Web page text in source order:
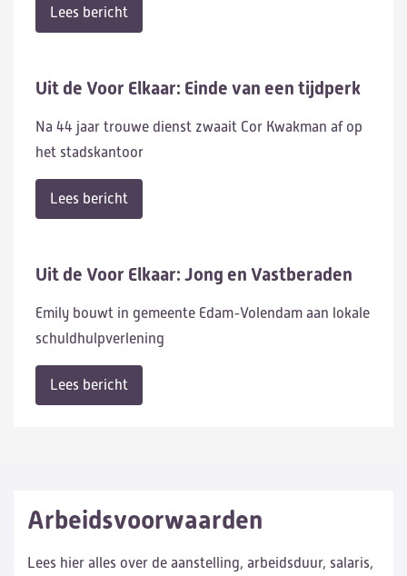
Lees bericht
Uit de Voor Elkaar: Einde van een tijdperk
Na 44 jaar trouwe dienst zwaait Cor Kwakman af op
het stadskantoor
Lees bericht
Uit de Voor Elkaar: Jong en Vastberaden
Emily bouwt in gemeente Edam-Volendam aan lokale
schuldhulpverlening
Lees bericht
Arbeidsvoorwaarden
Lees hier alles over de aanstelling, arbeidsduur, salaris,